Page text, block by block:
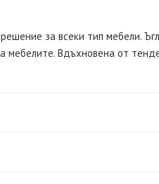
за всеки тип мебели.
мебелите. Вдъхновена от